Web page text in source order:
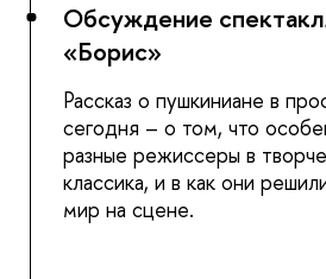
Обсуждение
«Борис»
Рассказ о пушкиниане в
сегодня – о том, что
разные режиссеры в
классика, и в как они
мир на сцене.